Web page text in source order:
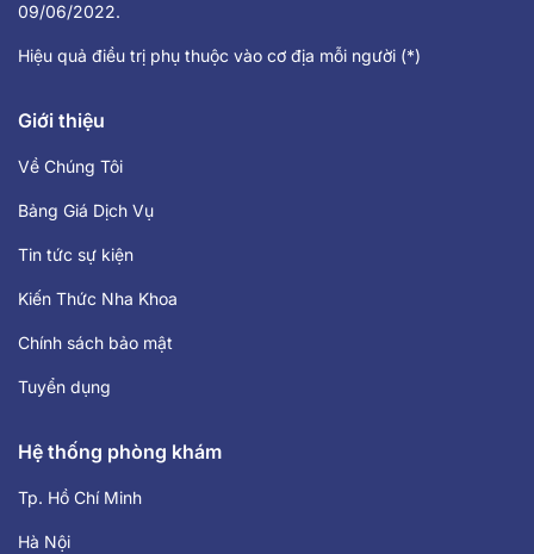
09/06/2022.
Hiệu quả điều trị phụ thuộc vào cơ địa mỗi người (*)
Giới thiệu
Về Chúng Tôi
Bảng Giá Dịch Vụ
Tin tức sự kiện
Kiến Thức Nha Khoa
Chính sách bảo mật
Tuyển dụng
Hệ thống phòng khám
Tp. Hồ Chí Minh
Hà Nội